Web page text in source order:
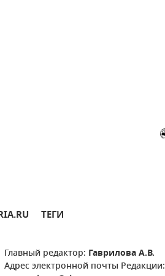
ТЕГИ
Главный редактор: Гаврилова А.В.
Адрес электронной почты Редакции: